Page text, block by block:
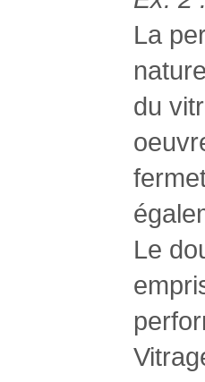
La
du
Le